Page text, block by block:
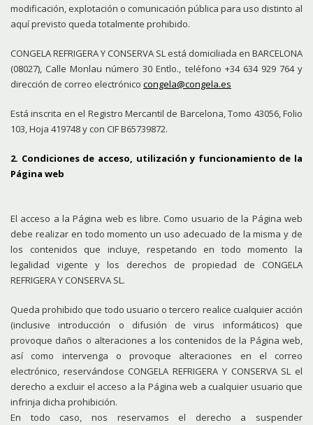
modificación, explotación o comunicación pública para uso distinto al
aquí previsto queda totalmente prohibido.
CONGELA REFRIGERA Y CONSERVA SL está domiciliada en BARCELONA
(08027), Calle Monlau número 30 Entlo., teléfono +34 634 929 764 y
dirección de correo electrónico congela@congela.es
Está inscrita en el Registro Mercantil de Barcelona, Tomo 43056, Folio
103, Hoja 419748 y con CIF B65739872.
2. Condiciones de acceso, utilización y funcionamiento de la
Página web
El acceso a la Página web es libre. Como usuario de la Página web
debe realizar en todo momento un uso adecuado de la misma y de
los contenidos que incluye, respetando en todo momento la
legalidad vigente y los derechos de propiedad de CONGELA
REFRIGERA Y CONSERVA SL.
Queda prohibido que todo usuario o tercero realice cualquier acción
(inclusive introducción o difusión de virus informáticos) que
provoque daños o alteraciones a los contenidos de la Página web,
así como intervenga o provoque alteraciones en el correo
electrónico, reservándose CONGELA REFRIGERA Y CONSERVA SL el
derecho a excluir el acceso a la Página web a cualquier usuario que
infrinja dicha prohibición.
En todo caso, nos reservamos el derecho a suspender